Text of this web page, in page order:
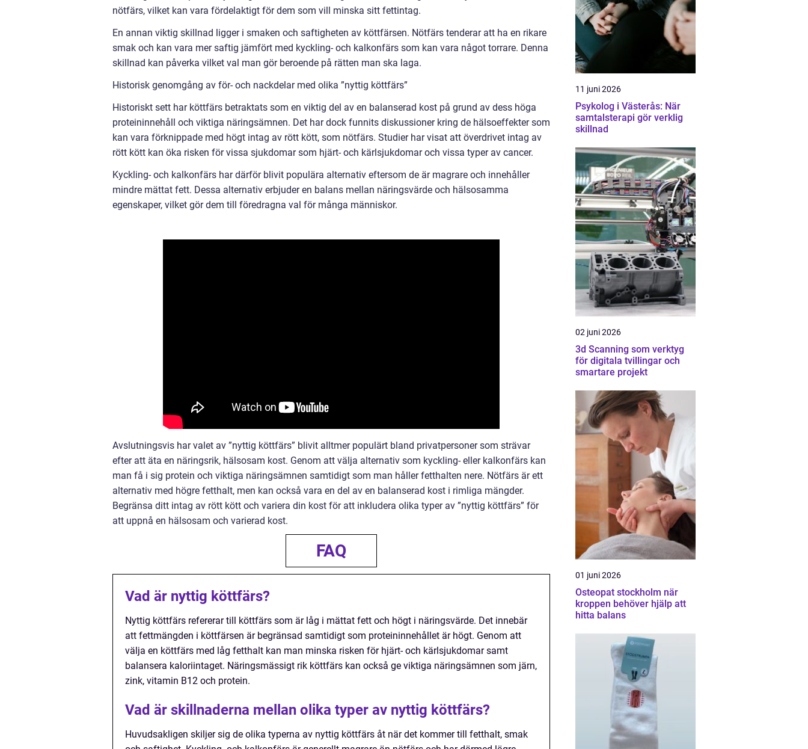
nötfärs, vilket kan vara fördelaktigt för dem som vill minska sitt fettintag.
En annan viktig skillnad ligger i smaken och saftigheten av köttfärsen. Nötfärs tenderar att ha en rikare
smak och kan vara mer saftig jämfört med kyckling- och kalkonfärs som kan vara något torrare. Denna
skillnad kan påverka vilket val man gör beroende på rätten man ska laga.
Historisk genomgång av för- och nackdelar med olika ”nyttig köttfärs”
Historiskt sett har köttfärs betraktats som en viktig del av en balanserad kost på grund av dess höga
proteininnehåll och viktiga näringsämnen. Det har dock funnits diskussioner kring de hälsoeffekter som
kan vara förknippade med högt intag av rött kött, som nötfärs. Studier har visat att överdrivet intag av
rött kött kan öka risken för vissa sjukdomar som hjärt- och kärlsjukdomar och vissa typer av cancer.
Kyckling- och kalkonfärs har därför blivit populära alternativ eftersom de är magrare och innehåller
mindre mättat fett. Dessa alternativ erbjuder en balans mellan näringsvärde och hälsosamma
egenskaper, vilket gör dem till föredragna val för många människor.
Avslutningsvis har valet av ”nyttig köttfärs” blivit alltmer populärt bland privatpersoner som strävar
efter att äta en näringsrik, hälsosam kost. Genom att välja alternativ som kyckling- eller kalkonfärs kan
man få i sig protein och viktiga näringsämnen samtidigt som man håller fetthalten nere. Nötfärs är ett
alternativ med högre fetthalt, men kan också vara en del av en balanserad kost i rimliga mängder.
Begränsa ditt intag av rött kött och variera din kost för att inkludera olika typer av ”nyttig köttfärs” för
att uppnå en hälsosam och varierad kost.
FAQ
Vad är nyttig köttfärs?
Nyttig köttfärs refererar till köttfärs som är låg i mättat fett och högt i näringsvärde. Det innebär
att fettmängden i köttfärsen är begränsad samtidigt som proteininnehållet är högt. Genom att
välja en köttfärs med låg fetthalt kan man minska risken för hjärt- och kärlsjukdomar samt
balansera kaloriintaget. Näringsmässigt rik köttfärs kan också ge viktiga näringsämnen som järn,
zink, vitamin B12 och protein.
Vad är skillnaderna mellan olika typer av nyttig köttfärs?
Huvudsakligen skiljer sig de olika typerna av nyttig köttfärs åt när det kommer till fetthalt, smak
11 juni 2026
Psykolog i Västerås: När
samtalsterapi gör verklig
skillnad
02 juni 2026
3d Scanning som verktyg
för digitala tvillingar och
smartare projekt
01 juni 2026
Osteopat stockholm när
kroppen behöver hjälp att
hitta balans